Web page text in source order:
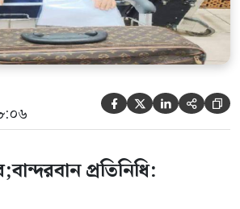
সুকেল তংঞ্চঙ্গ্যা জন্ম। […]
    
প্রতিনিধি: